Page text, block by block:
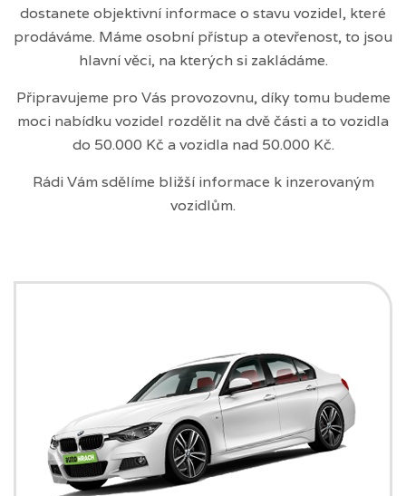
dostanete objektivní informace o stavu vozidel, které
prodáváme. Máme osobní přístup a otevřenost, to jsou
hlavní věci, na kterých si zakládáme.
Připravujeme pro Vás provozovnu, díky tomu budeme
moci nabídku vozidel rozdělit na dvě části a to vozidla
do 50.000 Kč a vozidla nad 50.000 Kč.
Rádi Vám sdělíme bližší informace k inzerovaným
vozidlům.